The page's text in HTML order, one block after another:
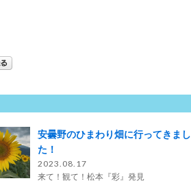
安曇野のひまわり畑に行ってきまし
た！
2023.08.17
来て！観て！松本『彩』発見